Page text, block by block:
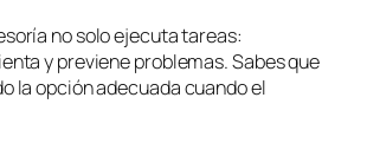
no solo ejecuta tareas:
y previene problemas. Sabes que
la opción adecuada cuando el